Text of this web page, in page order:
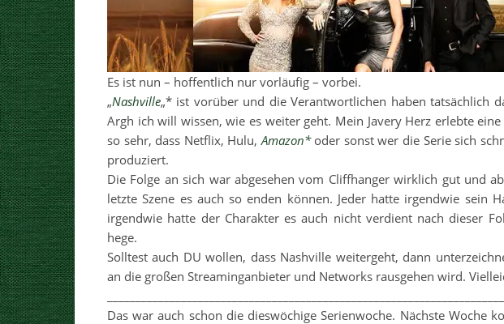
Es ist nun – hoffentlich nur vorläufig – vorbei.
„Nashville„* ist vorüber und die Verantwortlichen haben tatsächlich
Argh ich will wissen, wie es weiter geht. Mein Javery Herz erlebte
so sehr, dass Netflix, Hulu,Amazon*oder sonst wer die Serie sich
produziert.
Die Folge an sich war abgesehen vom Cliffhanger wirklich gut und
letzte Szene es auch so enden können. Jeder hatte irgendwie sein
irgendwie hatte der Charakter es auch nicht verdient nach dieser
hege.
Solltest auch DU wollen, dass Nashville weitergeht, dann
an die großen Streaminganbieter und Networks rausgehen wird.
Das war auch schon die dieswöchige Serienwoche. Nächste Woche